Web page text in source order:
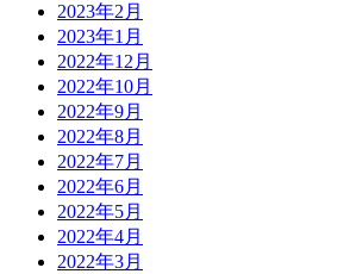
2023年2月
2023年1月
2022年12月
2022年10月
2022年9月
2022年8月
2022年7月
2022年6月
2022年5月
2022年4月
2022年3月